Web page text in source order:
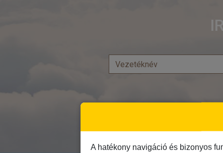
A hatékony navigáció és bizonyos